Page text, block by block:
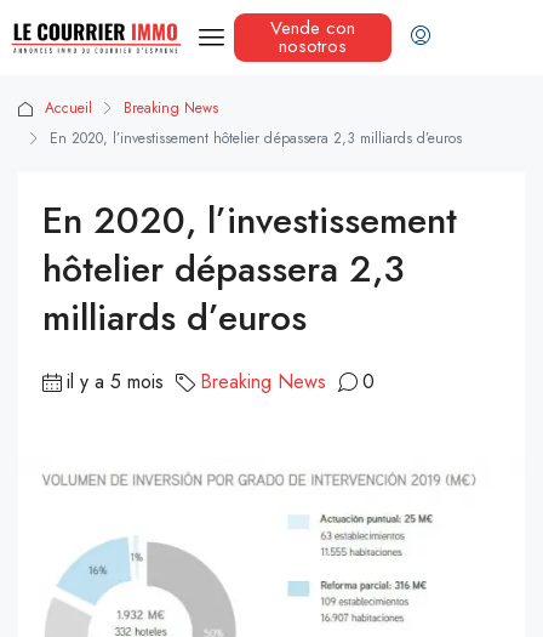
Vende con
nosotros
Accueil
Breaking News
En 2020, l’investissement hôtelier dépassera 2,3 milliards d’euros
En 2020, l’investissement
hôtelier dépassera 2,3
milliards d’euros
il y a 5 mois Breaking News 0